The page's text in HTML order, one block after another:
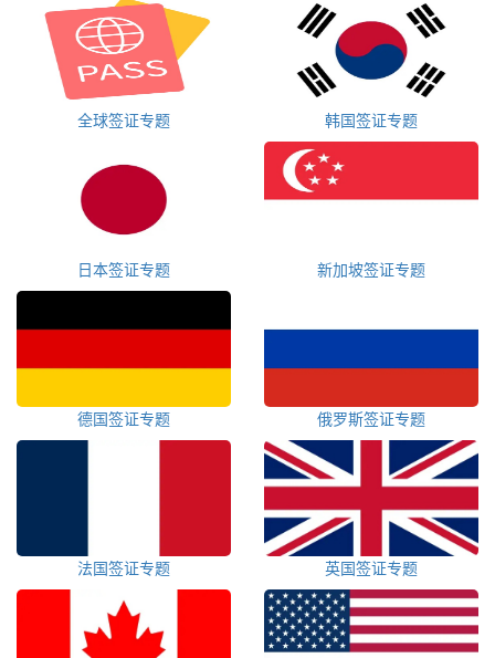
全球签证专题 韩国签证专题
日本签证专题 新加坡签证专题
德国签证专题 俄罗斯签证专题
法国签证专题 英国签证专题